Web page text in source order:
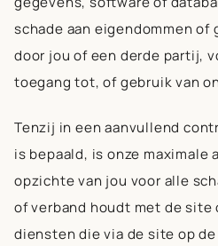
schade aan eigendommen
door jou of een derde partij,
toegang tot, of gebruik van
Tenzij in een aanvullend
is bepaald, is onze maximale
opzichte van jou voor alle
of verband houdt met de site
diensten die via de site op